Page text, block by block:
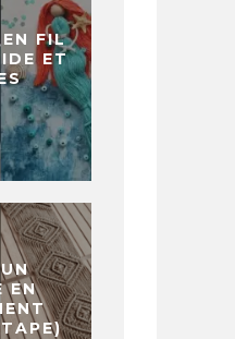
VOTRE
LE
FIL
ET
EN